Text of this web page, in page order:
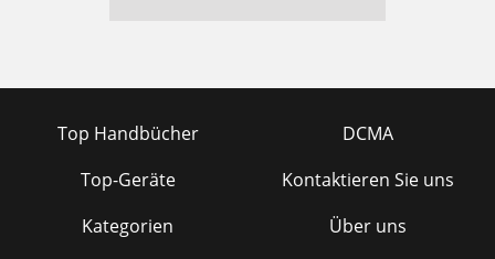
Top Handbücher
Top-Geräte
Kategorien
DCMA
Kontaktieren Sie uns
Über uns